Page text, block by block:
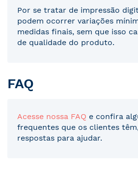
Por se tratar de impressão
podem ocorrer variações
medidas finais, sem que isso
de qualidade do produto.
FAQ
Acesse nossa FAQ e confira
frequentes que os clientes
respostas para ajudar.